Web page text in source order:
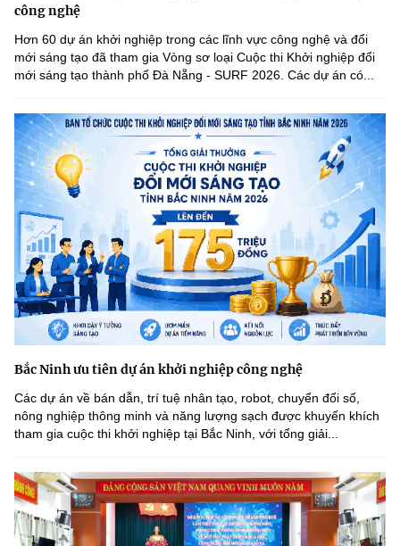
công nghệ
Hơn 60 dự án khởi nghiệp trong các lĩnh vực công nghệ và đổi
mới sáng tạo đã tham gia Vòng sơ loại Cuộc thi Khởi nghiệp đổi
mới sáng tạo thành phố Đà Nẵng - SURF 2026. Các dự án có...
Bắc Ninh ưu tiên dự án khởi nghiệp công nghệ
Các dự án về bán dẫn, trí tuệ nhân tạo, robot, chuyển đổi số,
nông nghiệp thông minh và năng lượng sạch được khuyến khích
tham gia cuộc thi khởi nghiệp tại Bắc Ninh, với tổng giải...